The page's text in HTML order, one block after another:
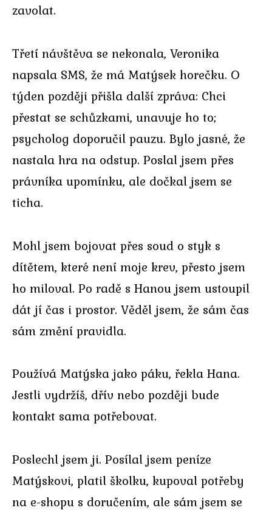
zavolat.
Třetí návštěva se nekonala, Veronika
napsala SMS, že má Matýsek horečku. O
týden později přišla další zpráva: Chci
přestat se schůzkami, unavuje ho to;
psycholog doporučil pauzu. Bylo jasné, že
nastala hra na odstup. Poslal jsem přes
právníka upomínku, ale dočkal jsem se
ticha.
Mohl jsem bojovat přes soud o styk s
dítětem, které není moje krev, přesto jsem
ho miloval. Po radě s Hanou jsem ustoupil
dát jí čas i prostor. Věděl jsem, že sám čas
sám změní pravidla.
Používá Matýska jako páku, řekla Hana.
Jestli vydržíš, dřív nebo později bude
kontakt sama potřebovat.
Poslechl jsem ji. Posílal jsem peníze
Matýskovi, platil školku, kupoval potřeby
na e-shopu s doručením, ale sám jsem se